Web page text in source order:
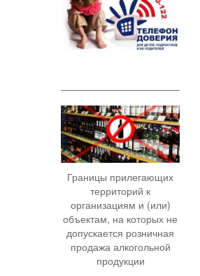
Границы прилегающих
территорий к
организациям и (или)
объектам, на которых не
допускается розничная
продажа алкогольной
продукции